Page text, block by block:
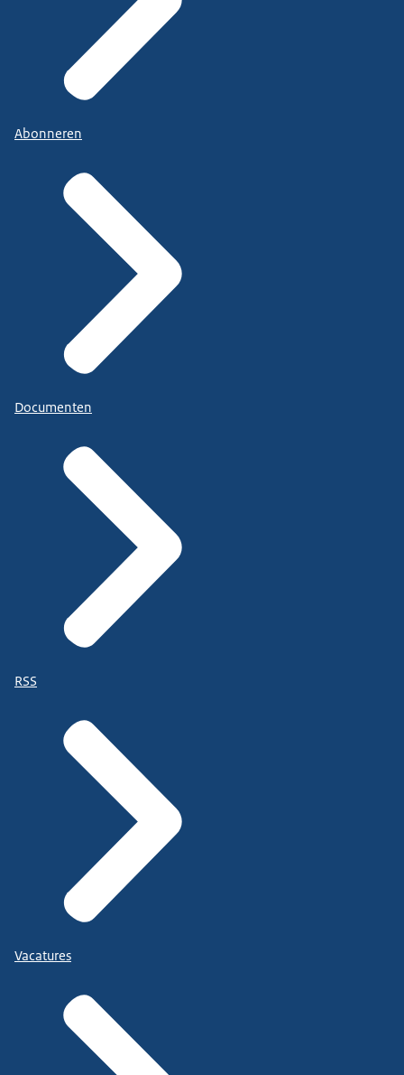
Abonneren
Documenten
RSS
Vacatures